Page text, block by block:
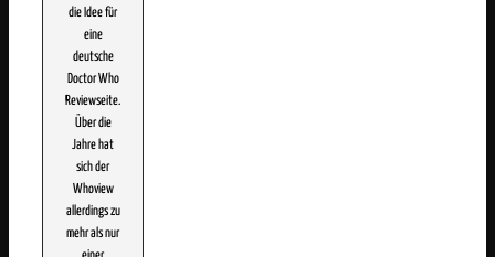
die Idee für
eine
deutsche
Doctor Who
Reviewseite.
Über die
Jahre hat
sich der
Whoview
allerdings zu
mehr als nur